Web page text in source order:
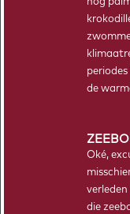
SCHEIKUNDE
nog
de
Oké,
verleden
die